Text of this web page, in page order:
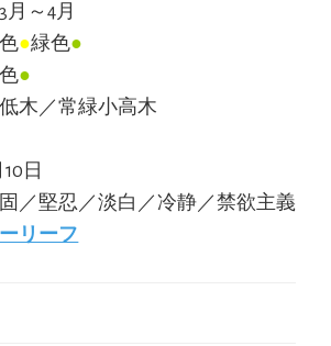
月～4月
●緑色●
●
木／常緑小高木
10日
／堅忍／淡白／冷静／禁欲主義
リーフ